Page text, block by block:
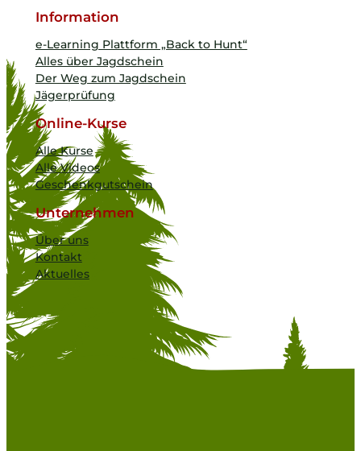
Information
e-Learning Plattform „Back to Hunt“
Alles über Jagdschein
Der Weg zum Jagdschein
Jägerprüfung
Online-Kurse
Alle Kurse
Alle Videos
Geschenkgutschein
Unternehmen
Über uns
Kontakt
Aktuelles